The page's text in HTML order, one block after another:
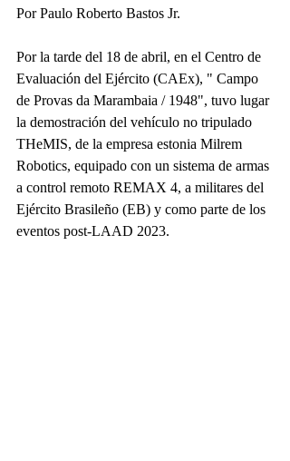
Por Paulo Roberto Bastos Jr.
Por la tarde del 18 de abril, en el Centro de
Evaluación del Ejército (CAEx), " Campo
de Provas da Marambaia / 1948", tuvo lugar
la demostración del vehículo no tripulado
THeMIS, de la empresa estonia Milrem
Robotics, equipado con un sistema de armas
a control remoto REMAX 4, a militares del
Ejército Brasileño (EB) y como parte de los
eventos post-LAAD 2023.